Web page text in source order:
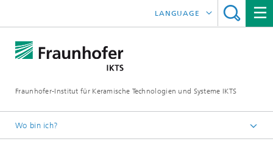
Fraunhofer-Institut für Keramische Technologien und Systeme IKTS
LANGUAGE
ČESKÝ
Wo bin ich?